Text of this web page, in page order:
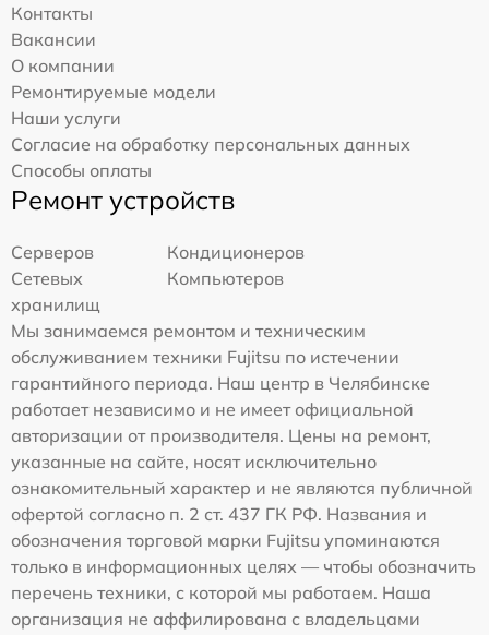
Контакты
Вакансии
О компании
Ремонтируемые модели
Наши услуги
Согласие на обработку персональных данных
Способы оплаты
Ремонт устройств
Серверов
Кондиционеров
Сетевых
хранилищ
Компьютеров
Мы занимаемся ремонтом и техническим
обслуживанием техники Fujitsu по истечении
гарантийного периода. Наш центр в Челябинске
работает независимо и не имеет официальной
авторизации от производителя. Цены на ремонт,
указанные на сайте, носят исключительно
ознакомительный характер и не являются публичной
офертой согласно п. 2 ст. 437 ГК РФ. Названия и
обозначения торговой марки Fujitsu упоминаются
только в информационных целях — чтобы обозначить
перечень техники, с которой мы работаем. Наша
организация не аффилирована с владельцами